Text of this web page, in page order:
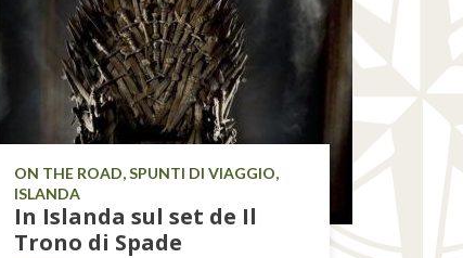
ON THE ROAD, SPUNTI DI VIAGGIO,
ISLANDA
In Islanda sul set de Il
Trono di Spade